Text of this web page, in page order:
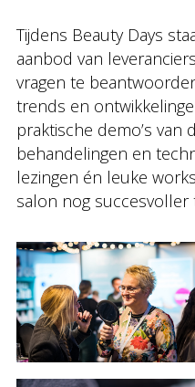
Tijdens Beauty Days
aanbod van
vragen te
trends en
praktische demo’s van
behandelingen en
lezingen én leuke
salon nog succesvoller